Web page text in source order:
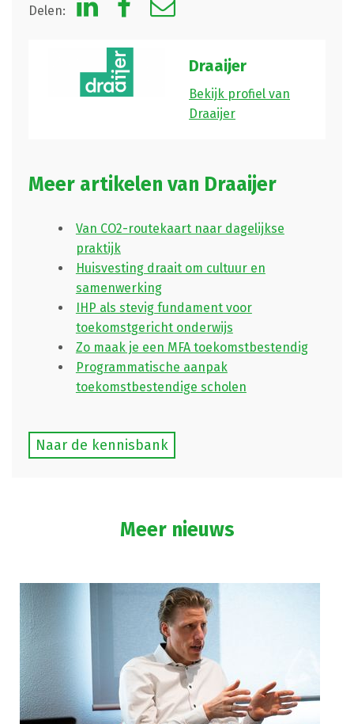
Delen:
Draaijer
Bekijk profiel van
Draaijer
Meer artikelen van Draaijer
Van CO2-routekaart naar dagelijkse
praktijk
Huisvesting draait om cultuur en
samenwerking
IHP als stevig fundament voor
toekomstgericht onderwijs
Zo maak je een MFA toekomstbestendig
Programmatische aanpak
toekomstbestendige scholen
Naar de kennisbank
Meer nieuws